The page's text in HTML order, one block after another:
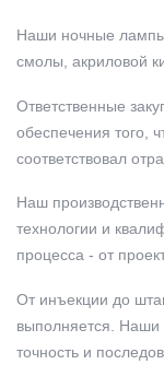
Наши ночные лампы
смолы, акриловой
Ответственные
обеспечения того,
соответствовал
Наш
технологии и
процесса - от
От инъекции до
выполняется. Наши
точность и